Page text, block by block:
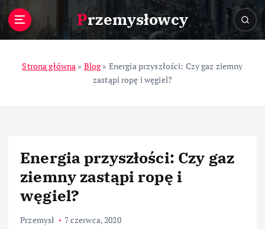
Przemysłowcy
Strona główna » Blog» Energia przyszłości: Czy gaz ziemny
zastąpi ropę i węgiel?
Energia przyszłości: Czy gaz
ziemny zastąpi ropę i
węgiel?
Przemysł 7 czerwca, 2020